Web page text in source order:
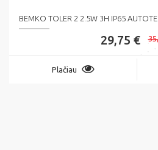
BEMKO TOLER 2 2.5W 3H IP65
29,75 €
Plačiau